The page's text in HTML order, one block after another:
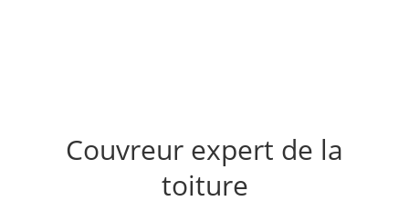
Couvreur expert de la
toiture